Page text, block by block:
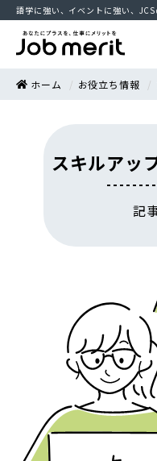
語学に強い、イベントに強い、JCS
ホーム お役立ち情報
スキルアッ
記